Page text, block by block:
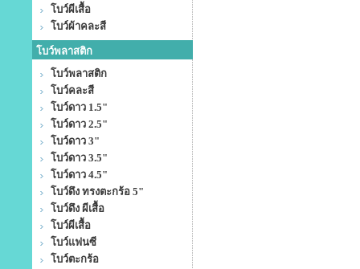
โบว์ผีเสื้อ
โบว์ผ้าคละสี
โบว์พลาสติก
โบว์พลาสติก
โบว์คละสี
โบว์ดาว 1.5"
โบว์ดาว 2.5"
โบว์ดาว 3"
โบว์ดาว 3.5"
โบว์ดาว 4.5"
โบว์ดึง ทรงตะกร้อ 5"
โบว์ดึง ผีเสื้อ
โบว์ผีเสื้อ
โบว์แฟนซี
โบว์ตะกร้อ